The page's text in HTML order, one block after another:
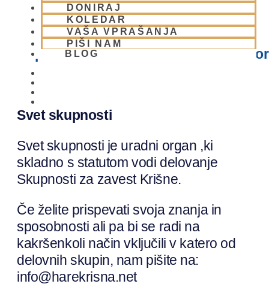
DONIRAJ
KOLEDAR
VAŠA VPRAŠANJA
PIŠI NAM
BLOG
ter učinkovitemu prenašanju naukov
Šrila Prabhupada in duhovne filozofije.
https://
Svet skupnosti
Svet skupnosti je uradni organ ,ki
skladno s statutom vodi delovanje
Skupnosti za zavest Krišne.
Če želite prispevati svoja znanja in
sposobnosti ali pa bi se radi na
kakršenkoli način vključili v katero od
delovnih skupin, nam pišite na:
info@harekrisna.net